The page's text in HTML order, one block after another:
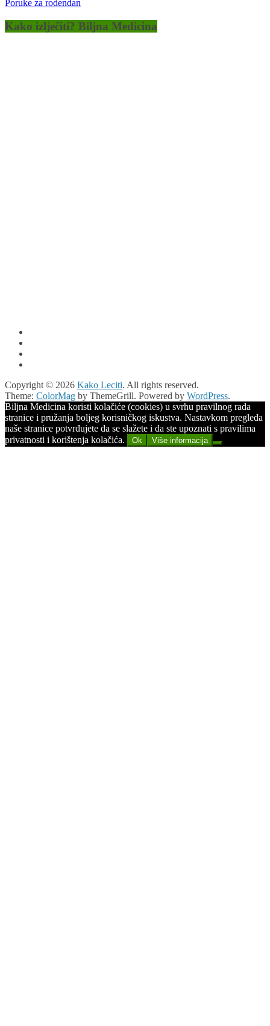
Poruke za rodendan
Kako izlječiti? Biljna Medicina
Copyright © 2026 Kako Leciti. All rights reserved.
Theme: ColorMag by ThemeGrill. Powered by WordPress.
Biljna Medicina koristi kolačiće (cookies) u svrhu pravilnog rada
stranice i pružanja boljeg korisničkog iskustva. Nastavkom pregleda
naše stranice potvrđujete da se slažete i da ste upoznati s pravilima
privatnosti i korištenja kolačića.
Ok Više informacija